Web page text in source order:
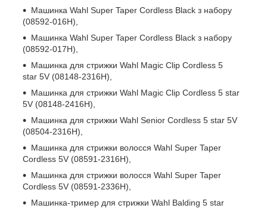
Машинка Wahl Super Taper Cordless Black з набору
(08592-016H),
Машинка Wahl Super Taper Cordless Black з набору
(08592-017H),
Машинка для стрижки Wahl Magic Clip Cordless 5
star 5V (08148-2316H),
Машинка для стрижки Wahl Magic Clip Cordless 5 star
5V (08148-2416H),
Машинка для стрижки Wahl Senior Cordless 5 star 5V
(08504-2316H),
Машинка для стрижки волосся Wahl Super Taper
Cordless 5V (08591-2316H),
Машинка для стрижки волосся Wahl Super Taper
Cordless 5V (08591-2336H),
Машинка-тример для стрижки Wahl Balding 5 star